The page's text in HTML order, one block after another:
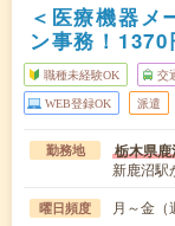
＜医療機器メ
ン事務！1370
職種未経験OK 交
WEB登録OK 派遣
勤務地 栃木県
新鹿沼駅
曜日頻度 月～金